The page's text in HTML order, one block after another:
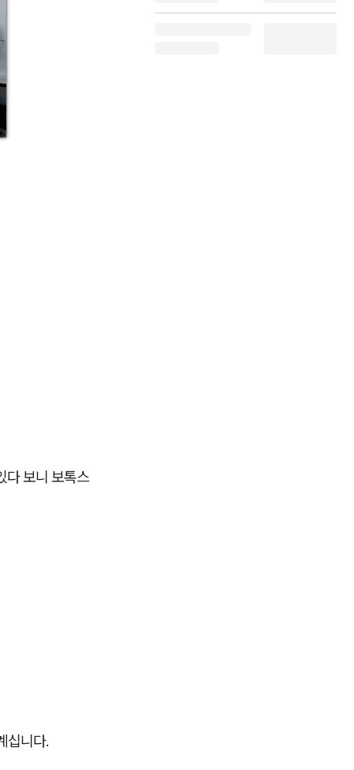
다 보니 보톡스
십니다.